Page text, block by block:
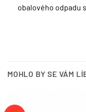
obalového odpadu
MOHLO BY SE VÁM